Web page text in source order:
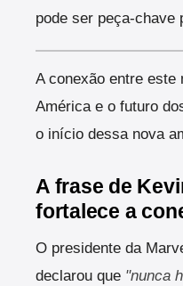
pode ser peça-chave
A conexão entre este
América e o futuro
o início dessa nova
A frase de
fortalece a
O presidente da
declarou que "nunca